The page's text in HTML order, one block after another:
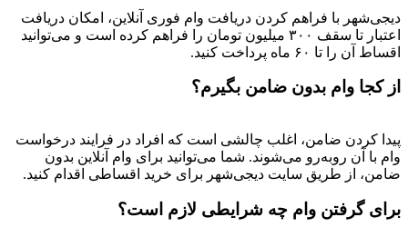
دیجی‌شهر با فراهم کردن دریافت وام فوری آنلاین، امکان دریافت
اعتبار تا سقف ۳۰۰ میلیون تومان را فراهم کرده است و می‌توانید
اقساط آن را تا ۶۰ ماه پرداخت کنید.
از کجا وام بدون ضامن بگیرم؟
پیدا کردن ضامن، اغلب چالشی است که افراد در فرایند درخواست
وام با آن روبه‌رو می‌شوند. شما می‌توانید برای وام آنلاین بدون
ضامن، از طریق سایت دیجی‌شهر برای خرید اقساطی اقدام کنید.
برای گرفتن وام چه شرایطی لازم است؟